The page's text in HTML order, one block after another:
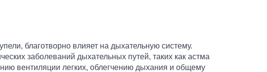
благотворно влияет на дыхательную систему.
заболеваний дыхательных путей, таких как астма
вентиляции легких, облегчению дыхания и общему